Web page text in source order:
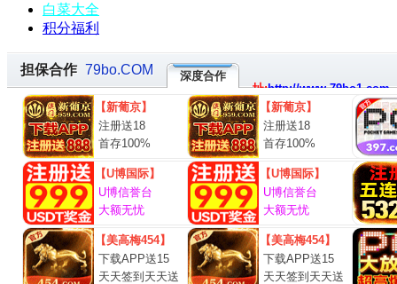
白菜大全
积分福利